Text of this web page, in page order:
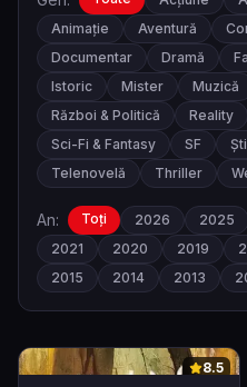
Animație
Aventură
Documentar
Dramă
Istoric
Mister Muzică
Război & Politică
Reality
Sci-Fi & Fantasy
SF
Telenovelă
Thriller
An: Toți 2026 2025
2021
2020 2019
2015
2014 2013
0 8.5